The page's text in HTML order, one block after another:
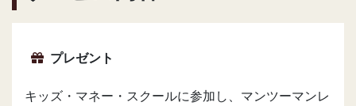
プレゼント
キッズ・マネー・スクールに参加し、マンツーマンレ